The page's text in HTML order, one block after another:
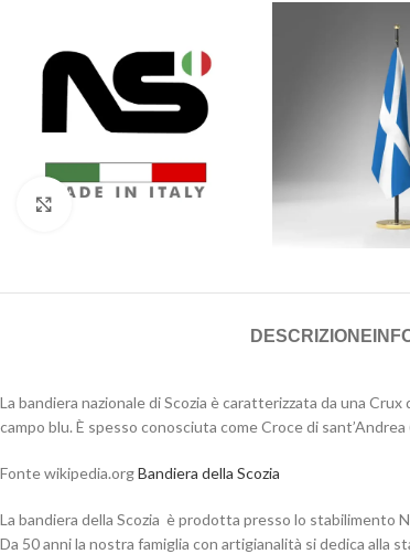
Click to enlarge
DESCRIZIONE
La bandiera nazionale di Scozia è caratterizzata da una
campo blu. È spesso conosciuta come Croce di
Fonte wikipedia.orgBandiera della Scozia
La bandiera della Scozia è prodotta presso lo stabilimento
Da 50 anni la nostra famiglia con artigianalità si dedica alla